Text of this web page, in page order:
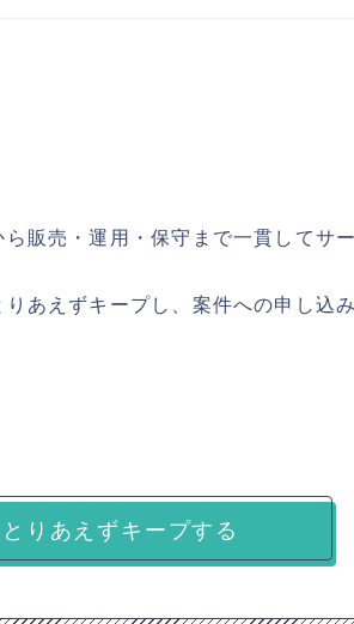
販売・運用・保守まで一貫してサ
あえずキープし、案件への申し込
とりあえずキープする